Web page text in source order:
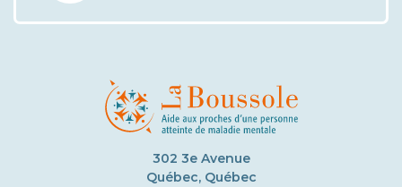
302 3e Avenue
Québec, Québec